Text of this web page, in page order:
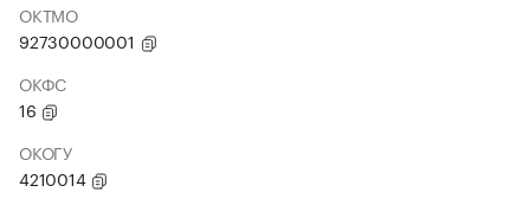
ОКТМО
92730000001
ОКФС
16
ОКОГУ
4210014